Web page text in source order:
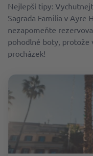
Nejlepší tipy:
Sagrada Familia v Ayre
nezapomeňte
pohodlné boty, protože
procházek!